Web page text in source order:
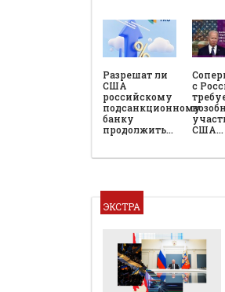
Разрешат ли
США
российскому
подсанкционному
банку
продолжить…
с
США…
ЭКСТРА